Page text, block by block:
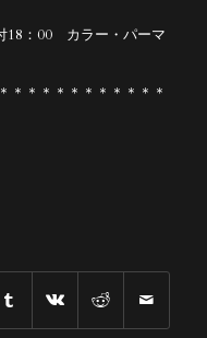
18：00 カラー・パーマ
＊＊＊＊＊＊＊＊＊＊＊